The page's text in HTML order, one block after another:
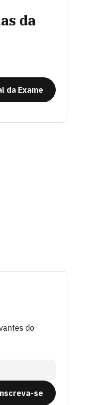
da
da Exame
do
se